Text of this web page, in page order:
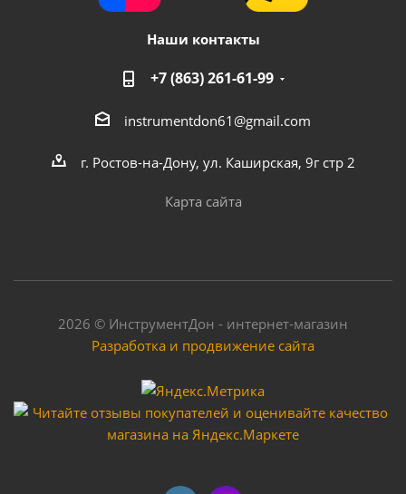
Наши контакты
+7 (863) 261-61-99
instrumentdon61@gmail.com
г. Ростов-на-Дону, ул. Каширская, 9г стр 2
Карта сайта
2026 © ИнструментДон - интернет-магазин
Разработка и продвижение сайта